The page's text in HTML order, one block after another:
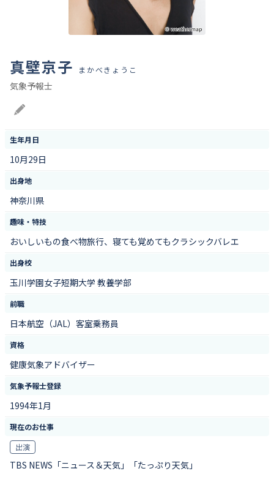
真壁京子 まかべきょうこ
気象予報士
Blog
生年月日
10月29日
出身地
神奈川県
趣味・特技
おいしいもの食べ物旅行、寝ても覚めてもクラシックバレエ
出身校
玉川学園女子短期大学 教養学部
前職
日本航空（JAL）客室乗務員
資格
健康気象アドバイザー
気象予報士登録
1994年1月
現在のお仕事
出演
TBS NEWS「ニュース＆天気」「たっぷり天気」